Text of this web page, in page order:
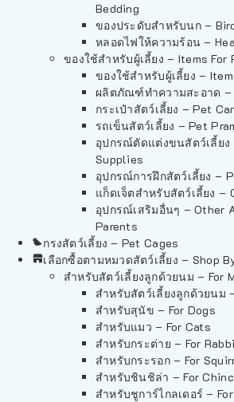
Bedding
ของประดับสำหรับนก –
หลอดไฟให้ความร้อน –
ของใช้สำหรับผู้เลี้ยง – Items For
ของใช้สำหรับผู้เลี้ยง –
ผลิตภัณฑ์ทำความสะอาด –
กระเป๋าสัตว์เลี้ยง – Pet
รถเข็นสัตว์เลี้ยง – Pet
อุปกรณ์ตัดแต่งขนสัตว์เลี้ยง
Supplies
อุปกรณ์การฝึกสัตว์เลี้ยง –
แก็ดเจ็ตสำหรับสัตว์เลี้ยง –
อุปกรณ์เสริมอื่นๆ – Other
Parents
กรงสัตว์เลี้ยง – Pet Cages
เลือกซื้อตามหมวดสัตว์เลี้ยง – Shop
สำหรับสัตว์เลี้ยงลูกด้วยนม – For
สำหรับสัตว์เลี้ยงลูกด้วยนม
สำหรับสุนัข – For Dogs
สำหรับแมว – For Cats
สำหรับกระต่าย – For
สำหรับกระรอก – For
สำหรับชินชิล่า – For
สำหรับชูการ์ไกลเดอร์ –